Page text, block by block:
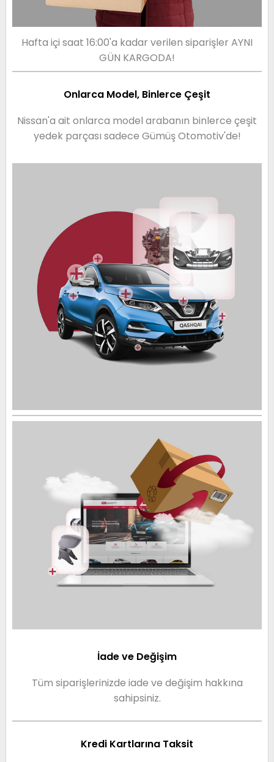
Hafta içi saat 16:00'a kadar verilen siparişler AYNI
GÜN KARGODA!
Onlarca Model, Binlerce Çeşit
Nissan'a ait onlarca model arabanın binlerce çeşit
yedek parçası sadece Gümüş Otomotiv'de!
İade ve Değişim
Tüm siparişlerinizde iade ve değişim hakkına
sahipsiniz.
Kredi Kartlarına Taksit